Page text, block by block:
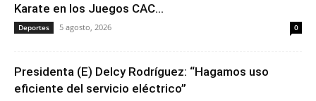
Karate en los Juegos CAC...
Deportes 5 agosto, 2026 0
Presidenta (E) Delcy Rodríguez: “Hagamos uso
eficiente del servicio eléctrico”